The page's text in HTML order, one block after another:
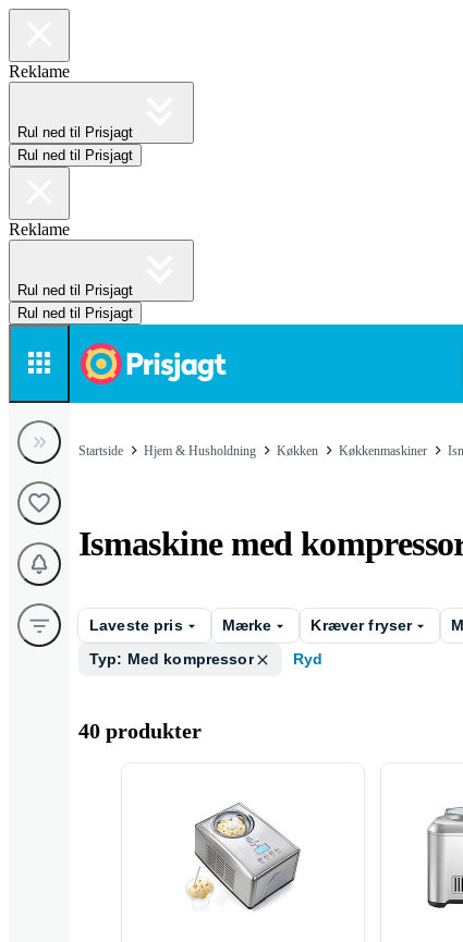
Reklame
Rul ned til Prisjagt
Rul ned til Prisjagt
Reklame
Rul ned til Prisjagt
Rul ned til Prisjagt
Startside Hjem & Husholdning Køkken Køkkenmaskiner
Ismaskine med
Laveste pris Mærke Kræver fryser
Typ: Med kompressor
Ryd
40 produkter